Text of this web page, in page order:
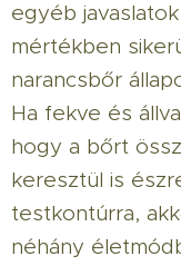
egyéb
mértékben
narancsbőr
Ha fekve és
hogy a bőrt
keresztül is
testkontúrra,
néhány